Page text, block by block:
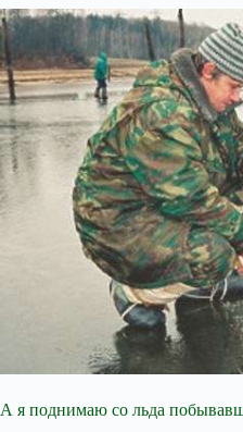
А я поднимаю со льда